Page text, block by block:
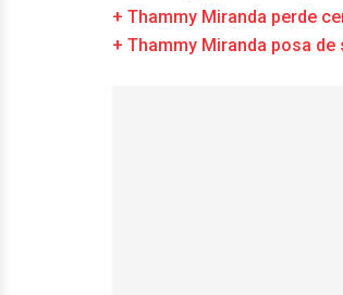
+ Thammy Miranda perde
+ Thammy Miranda posa